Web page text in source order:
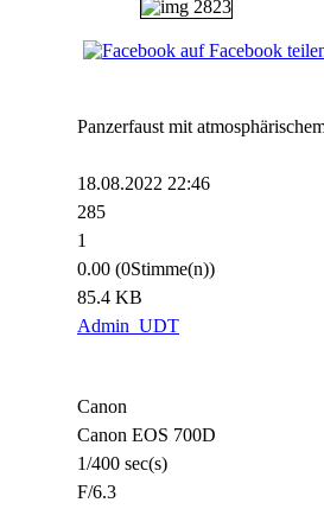
auf Facebook
Panzerfaust mit
18.08.2022 22:46
285
1
0.00 (0Stimme(n))
85.4 KB
Admin_UDT
Canon
Canon EOS 700D
1/400 sec(s)
F/6.3